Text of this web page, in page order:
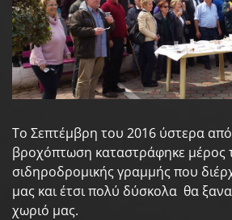
Το Σεπτέμβρη του 2016 ύστερα
βροχόπτωση καταστράφηκε μέρος
σιδηροδρομικής γραμμής που
μας και έτσι πολύ δύσκολα θα
χωριό μας.